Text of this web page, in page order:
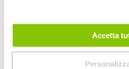
Accetta
Bep's Brescia -
Caschi moto per ogni tipo di
enduro, mx, vintage
Giacche moto per ogni